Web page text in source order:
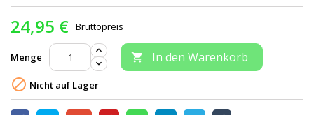
24,95 € Bruttopreis
Menge  In den Warenkorb
 Nicht auf Lager